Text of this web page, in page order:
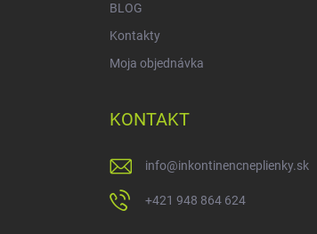
BLOG
Kontakty
Moja objednávka
KONTAKT
info@inkontinencneplienky.sk
+421 948 864 624